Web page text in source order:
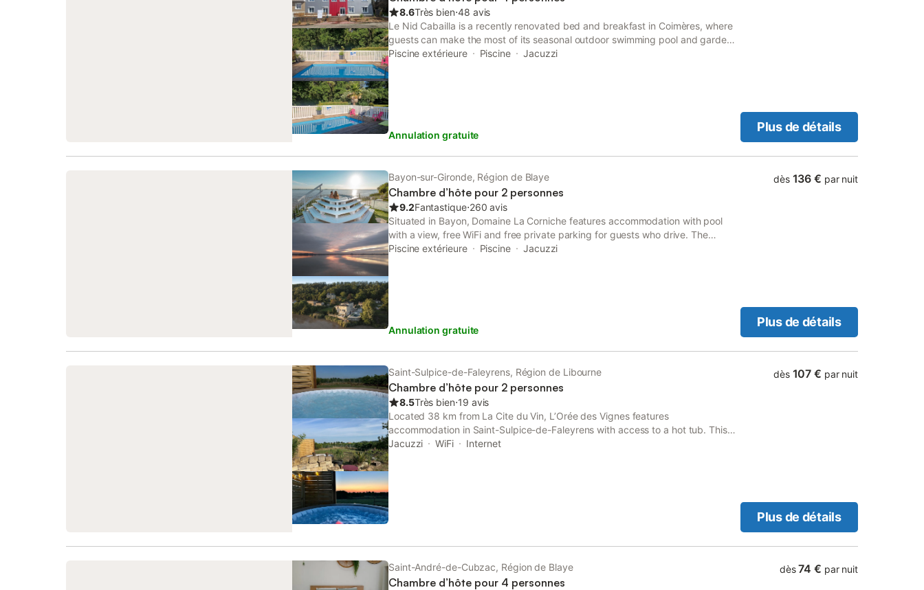
et une table de ping-pong. Une table de billard est disponible sur demande
dans la résidence principale. Un terrain de pétanque extérieur complète les
installations de loisirs. L’enregistrement s’effectue à partir de 16h et le départ
jusqu’à 12h. La cabine de douche offre des fonctions sauna et hammam. Le
8.6Très bien⋅48 avis
Le Nid Cabailla is a recently renovated bed and breakfast in Coimères, where
guests can make the most of its seasonal outdoor swimming pool and garden.
A hot tub is available for guests.
Piscine extérieure Piscine Jacuzzi
Annulation gratuite
Plus de détails
Bayon-sur-Gironde, Région de Blaye
Chambre d’hôte pour 2 personnes
9.2Fantastique⋅260 avis
Situated in Bayon, Domaine La Corniche features accommodation with pool
with a view, free WiFi and free private parking for guests who drive. The
property has pool and river views, and is 40 km from Matmut Atlantique
Piscine extérieure Piscine Jacuzzi
Annulation gratuite
dès 136 € par nuit
Plus de détails
Saint-Sulpice-de-Faleyrens, Région de Libourne
Chambre d’hôte pour 2 personnes
8.5Très bien⋅19 avis
Located 38 km from La Cite du Vin, L’Orée des Vignes features
accommodation in Saint-Sulpice-de-Faleyrens with access to a hot tub. This
property offers access to a terrace, free private parking and free WiFi.
Jacuzzi WiFi Internet
dès 107 € par nuit
Plus de détails
Saint-André-de-Cubzac, Région de Blaye
Chambre d’hôte pour 4 personnes
dès 74 € par nuit